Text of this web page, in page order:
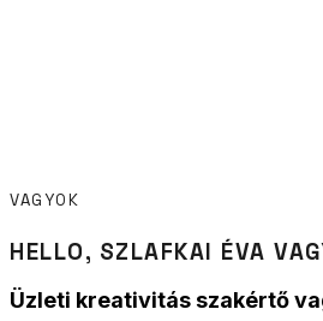
VAGYOK
HELLO, SZLAFKAI ÉVA
Üzleti kreativitás szakértő